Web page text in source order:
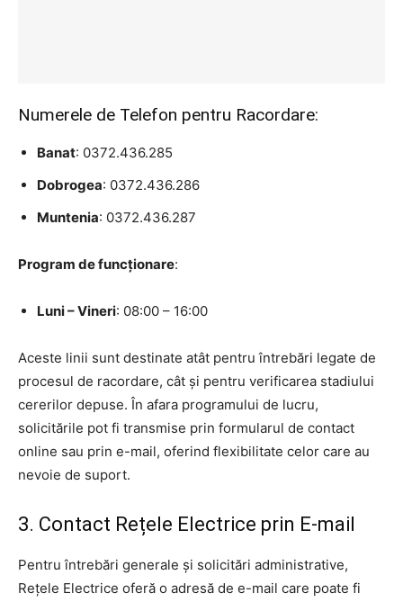
Numerele de Telefon pentru Racordare:
Banat: 0372.436.285
Dobrogea: 0372.436.286
Muntenia: 0372.436.287
Program de funcționare:
Luni – Vineri: 08:00 – 16:00
Aceste linii sunt destinate atât pentru întrebări legate de
procesul de racordare, cât și pentru verificarea stadiului
cererilor depuse. În afara programului de lucru,
solicitările pot fi transmise prin formularul de contact
online sau prin e-mail, oferind flexibilitate celor care au
nevoie de suport.
3. Contact Rețele Electrice prin E-mail
Pentru întrebări generale și solicitări administrative,
Rețele Electrice oferă o adresă de e-mail care poate fi